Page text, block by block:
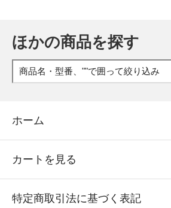
ほかの商品を探す
ホーム
カートを見る
特定商取引法に基づく表記